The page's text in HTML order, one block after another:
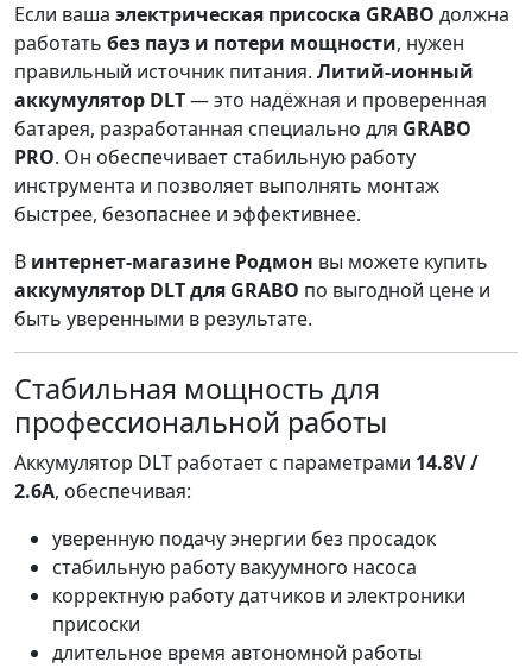
Если ваша электрическая присоска GRABO должна
работать без пауз и потери мощности, нужен
правильный источник питания. Литий-ионный
аккумулятор DLT— это надёжная и проверенная
батарея, разработанная специально для GRABO
PRO. Он обеспечивает стабильную работу
инструмента и позволяет выполнять монтаж
быстрее, безопаснее и эффективнее.
В интернет-магазине Родмон вы можете купить
аккумулятор DLT для GRABO по выгодной цене и
быть уверенными в результате.
Стабильная мощность для
профессиональной работы
Аккумулятор DLT работает с параметрами 14.8V /
2.6A, обеспечивая:
уверенную подачу энергии без просадок
стабильную работу вакуумного насоса
корректную работу датчиков и электроники
присоски
длительное время автономной работы